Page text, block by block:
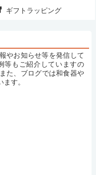
ギフトラッピング
やお知らせ等を発信して
等もご紹介していますの
た、ブログでは和食器や
す。